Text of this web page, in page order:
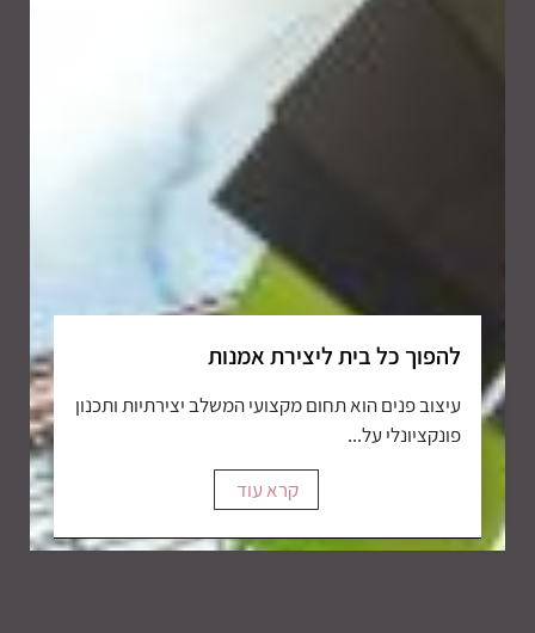
להפוך כל בית ליצירת אמנות
עיצוב פנים הוא תחום מקצועי המשלב יצירתיות ותכנון
פונקציונלי על...
קרא עוד